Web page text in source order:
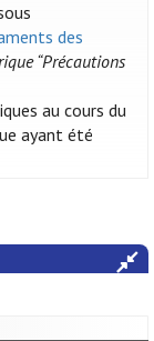
des
“Précautions
au cours du
ayant été